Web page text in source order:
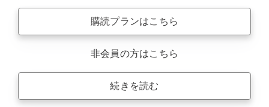
購読プランはこちら
非会員の方はこちら
続きを読む